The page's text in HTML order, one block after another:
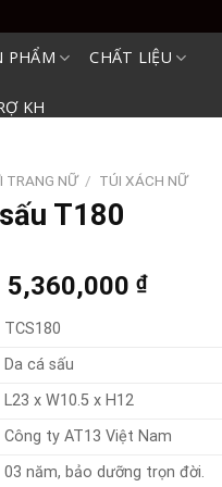
PHẨM CHẤT LIỆU
KH
TRANG NỮ / TÚI XÁCH NỮ
T180
Original
was:
6,700,000 ₫.
5,360,000₫Current
TCS180
Da cá sấu
L23 x W10.5 x H12
Công ty AT13 Việt Nam
03 năm, bảo dưỡng trọn đời.